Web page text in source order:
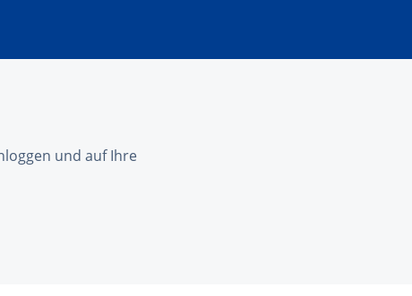
und auf Ihre